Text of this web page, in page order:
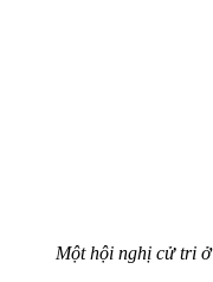
Một hội nghị cử tri